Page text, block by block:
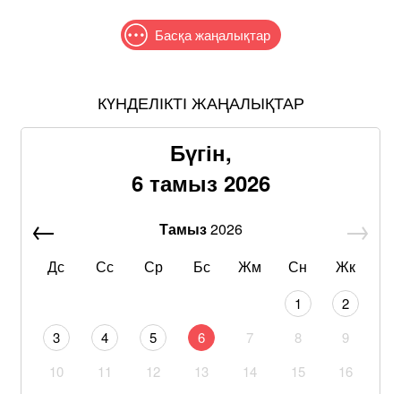
Басқа жаңалықтар
КҮНДЕЛІКТІ ЖАҢАЛЫҚТАР
Бүгін,
6 тамыз 2026
Тамыз2026
Дс
Сс Ср Бс Жм Сн Жк
1
2
3
4 5 6 7 8
9
10
11 12 13 14 15
16